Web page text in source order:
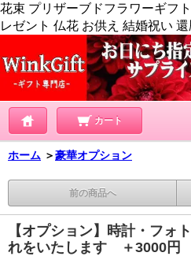
花束 プリザーブドフラワーギフ
レゼント 仏花 お供え 結婚祝い
カート
ホーム ＞豪華オプション
前の商品へ
【オプション】時計・フォ
れをいたします ＋3000円